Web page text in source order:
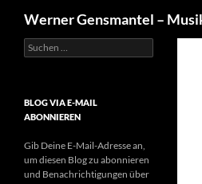
Werner Gensmantel –
Suchen
nach:
BLOG VIA E-MAIL
ABONNIEREN
Gib Deine E-Mail-Adresse an,
um diesen Blog zu abonnieren
und Benachrichtigungen über